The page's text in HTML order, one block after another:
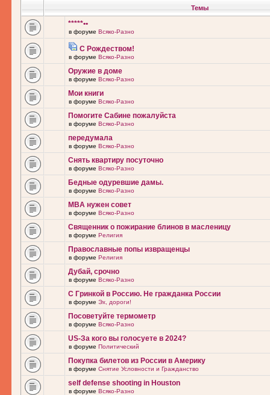
Темы
*****••
в форуме Всяко-Разно
С Рождеством!
в форуме Всяко-Разно
Оружие в доме
в форуме Всяко-Разно
Мои книги
в форуме Всяко-Разно
Помогите Сабине пожалуйста
в форуме Всяко-Разно
передумала
в форуме Всяко-Разно
Снять квартиру посуточно
в форуме Всяко-Разно
Бедные одуревшие дамы.
в форуме Всяко-Разно
MBA нужен совет
в форуме Всяко-Разно
Священник о пожирание блинов в масленицу
в форуме Религия
Православные попы извращенцы
в форуме Религия
Дубай, срочно
в форуме Всяко-Разно
С Гринкой в Россию. Не гражданка России
в форуме Эх, дороги!
Посоветуйте термометр
в форуме Всяко-Разно
US-За кого вы голосуете в 2024?
в форуме Политический
Покупка билетов из России в Америку
в форуме Снятие Условности и Гражданство
self defense shooting in Houston
в форуме Всяко-Разно